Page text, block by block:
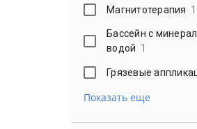
Магнитотерапия 1
Бассейн с
водой 1
Грязевые
Показать еще